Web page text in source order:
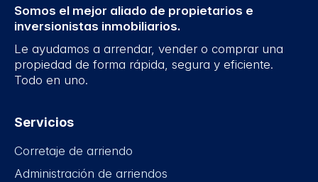
Somos el mejor aliado de propietarios e
inversionistas inmobiliarios.
Le ayudamos a arrendar, vender o comprar una
propiedad de forma rápida, segura y eficiente.
Todo en uno.
Servicios
Corretaje de arriendo
Administración de arriendos